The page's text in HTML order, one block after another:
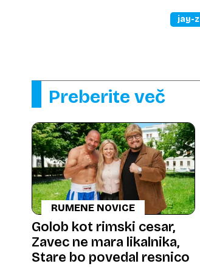
jay-z
Preberite več
RUMENE NOVICE
Golob kot rimski cesar,
Zavec ne mara likalnika,
Stare bo povedal resnico